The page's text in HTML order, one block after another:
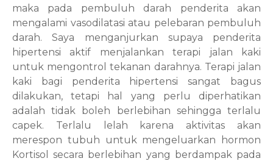
maka pada pembuluh darah penderita akan
mengalami vasodilatasi atau pelebaran pembuluh
darah. Saya menganjurkan supaya penderita
hipertensi aktif menjalankan terapi jalan kaki
untuk mengontrol tekanan darahnya. Terapi jalan
kaki bagi penderita hipertensi sangat bagus
dilakukan, tetapi hal yang perlu diperhatikan
adalah tidak boleh berlebihan sehingga terlalu
capek. Terlalu lelah karena aktivitas akan
merespon tubuh untuk mengeluarkan hormon
Kortisol secara berlebihan yang berdampak pada